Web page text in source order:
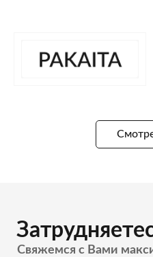
Свяжемся с Вами